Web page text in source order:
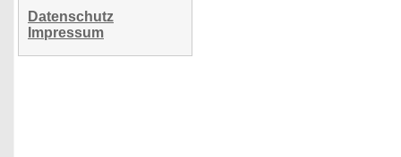
Datenschutz
Impressum